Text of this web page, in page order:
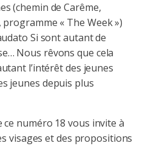
(chemin de Carême,
« The Week »)
Si sont autant de
Nous rêvons que cela
l’intérêt des jeunes
jeunes depuis plus
ce numéro 18 vous invite à
visages et des propositions